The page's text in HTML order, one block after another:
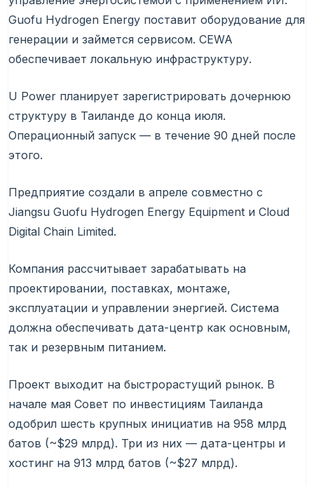
Guofu Hydrogen Energy поставит оборудование для
генерации и займется сервисом. CEWA
обеспечивает локальную инфраструктуру.
U Power планирует зарегистрировать дочернюю
структуру в Таиланде до конца июля.
Операционный запуск — в течение 90 дней после
этого.
Предприятие создали в апреле совместно с
Jiangsu Guofu Hydrogen Energy Equipment и Cloud
Digital Chain Limited.
Компания рассчитывает зарабатывать на
проектировании, поставках, монтаже,
эксплуатации и управлении энергией. Система
должна обеспечивать дата-центр как основным,
так и резервным питанием.
Проект выходит на быстрорастущий рынок. В
начале мая Совет по инвестициям Таиланда
одобрил шесть крупных инициатив на 958 млрд
батов (~$29 млрд). Три из них — дата-центры и
хостинг на 913 млрд батов (~$27 млрд).